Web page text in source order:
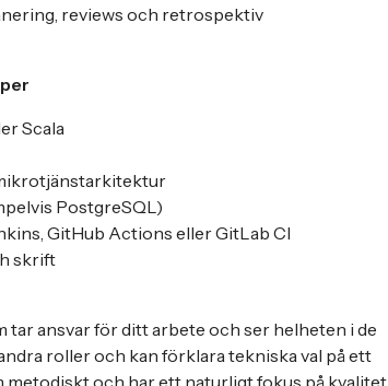
reviews och retrospektiv
Scala
PostgreSQL)
GitHub Actions eller GitLab CI
skrift
ansvar för ditt arbete och ser helheten i de
roller och kan förklara tekniska val på ett
och har ett naturligt fokus på kvalitet